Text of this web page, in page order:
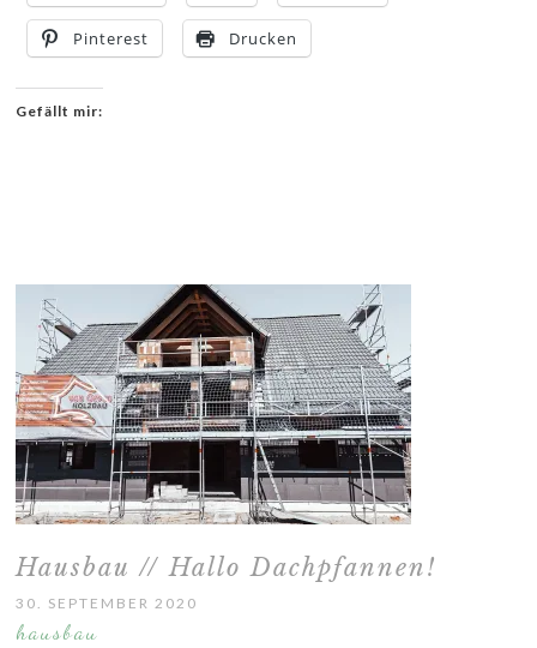
Pinterest Drucken
Gefällt mir:
Hausbau // Hallo Dachpfannen!
30. SEPTEMBER 2020
hausbau